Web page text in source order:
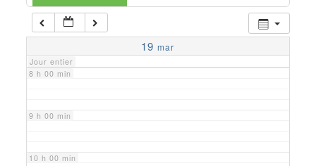
19 mar
Jour entier
7 h 00 min
8 h 00 min
9 h 00 min
10 h 00 min